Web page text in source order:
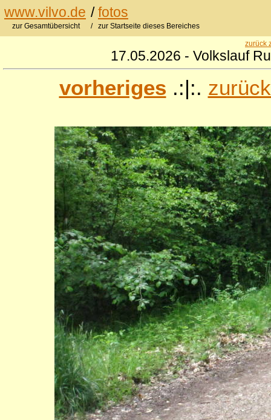
www.vilvo.de /fotos
zur Gesamtübersicht / zur Startseite dieses Bereiches
zurück
17.05.2026 - Volkslauf
vorheriges .:|:.